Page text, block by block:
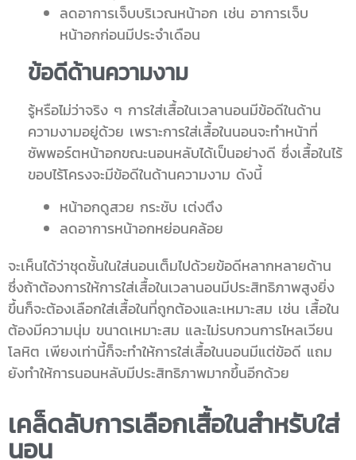
ลดอาการเจ็บบริเวณหน้าอก เช่น อาการเจ็บ
หน้าอกก่อนมีประจำเดือน
ข้อดีด้านความงาม
รู้หรือไม่ว่าจริง ๆ การใส่เสื้อในเวลานอนมีข้อดีในด้าน
ความงามอยู่ด้วย เพราะการใส่เสื้อในนอนจะทำหน้าที่
ซัพพอร์ตหน้าอกขณะนอนหลับได้เป็นอย่างดี ซึ่งเสื้อในไร้
ขอบไร้โครงจะมีข้อดีในด้านความงาม ดังนี้
หน้าอกดูสวย กระชับ เต่งตึง
ลดอาการหน้าอกหย่อนคล้อย
จะเห็นได้ว่าชุดชั้นในใส่นอนเต็มไปด้วยข้อดีหลากหลายด้าน
ซึ่งถ้าต้องการให้การใส่เสื้อในเวลานอนมีประสิทธิภาพสูงยิ่ง
ขึ้นก็จะต้องเลือกใส่เสื้อในที่ถูกต้องและเหมาะสม เช่น เสื้อใน
ต้องมีความนุ่ม ขนาดเหมาะสม และไม่รบกวนการไหลเวียน
โลหิต เพียงเท่านี้ก็จะทำให้การใส่เสื้อในนอนมีแต่ข้อดี แถม
ยังทำให้การนอนหลับมีประสิทธิภาพมากขึ้นอีกด้วย
เคล็ดลับการเลือกเสื้อในสำหรับใส่
นอน